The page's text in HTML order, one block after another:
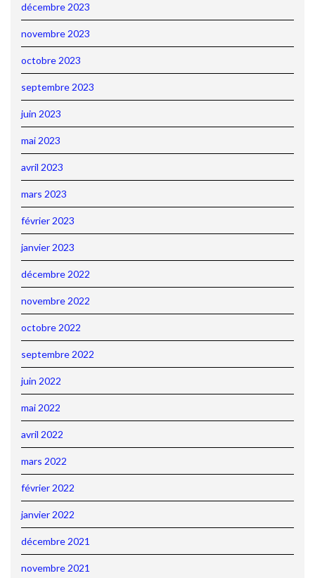
décembre 2023
novembre 2023
octobre 2023
septembre 2023
juin 2023
mai 2023
avril 2023
mars 2023
février 2023
janvier 2023
décembre 2022
novembre 2022
octobre 2022
septembre 2022
juin 2022
mai 2022
avril 2022
mars 2022
février 2022
janvier 2022
décembre 2021
novembre 2021